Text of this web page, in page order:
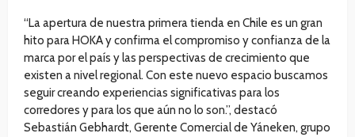
“La apertura de nuestra primera tienda en Chile es un gran
hito para HOKA y confirma el compromiso y confianza de la
marca por el país y las perspectivas de crecimiento que
existen a nivel regional. Con este nuevo espacio buscamos
seguir creando experiencias significativas para los
corredores y para los que aún no lo son.”, destacó
Sebastián Gebhardt, Gerente Comercial de Yáneken, grupo